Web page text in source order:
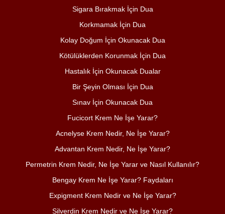
Sigara Bırakmak İçin Dua
Korkmamak İçin Dua
Kolay Doğum İçin Okunacak Dua
Kötülüklerden Korunmak İçin Dua
Hastalık İçin Okunacak Dualar
Bir Şeyin Olması İçin Dua
Sınav İçin Okunacak Dua
Fucicort Krem Ne İşe Yarar?
Acnelyse Krem Nedir, Ne İşe Yarar?
Advantan Krem Nedir, Ne İşe Yarar?
Permetrin Krem Nedir, Ne İşe Yarar ve Nasıl Kullanılır?
Bengay Krem Ne İşe Yarar? Faydaları
Expigment Krem Nedir ve Ne İşe Yarar?
Silverdin Krem Nedir ve Ne İşe Yarar?